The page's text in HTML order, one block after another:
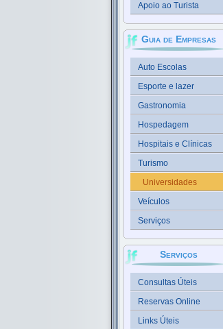
Apoio ao Turista
Guia de Empresas
Auto Escolas
Esporte e lazer
Gastronomia
Hospedagem
Hospitais e Clínicas
Turismo
Universidades
Veículos
Serviços
Serviços
Consultas Úteis
Reservas Online
Links Úteis